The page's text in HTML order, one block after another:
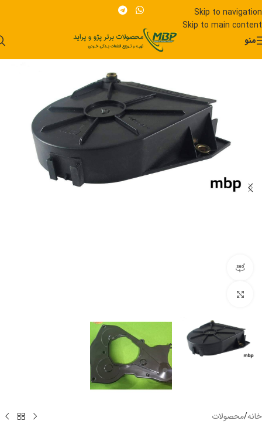
Skip to navigation
Skip to main content
منو
خانه/محصولات